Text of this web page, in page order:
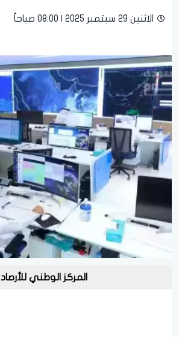
الاثنين 29 سبتمبر 2025 | 08:00 صباحاً
المركز الوطني للأرصاد